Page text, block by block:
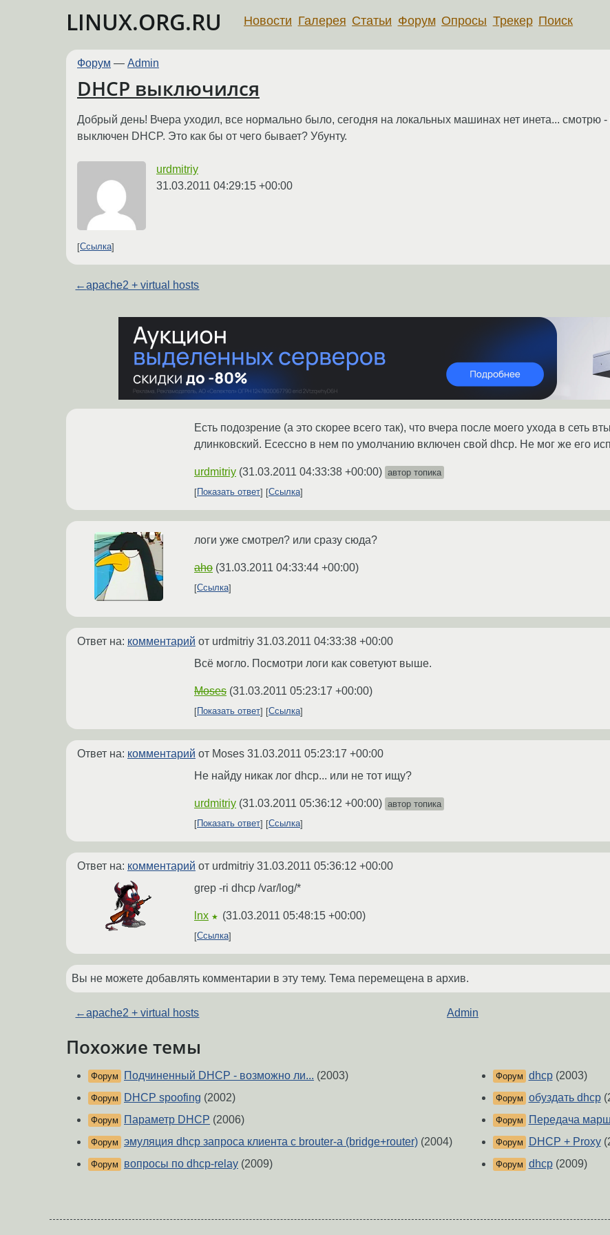
LINUX.ORG.RU Новости Галерея Статьи Форум Опросы Трекер Поиск
Форум — Admin
DHCP выключился
Добрый день! Вчера уходил, все нормально было, сегодня на локальных машинах нет инета... смотрю
выключен DHCP. Это как бы от чего бывает? Убунту.
urdmitriy
31.03.2011 04:29:15 +00:00
Ссылка
←apache2 + virtual hosts
Есть подозрение (а это скорее всего так), что вчера после моего ухода в сеть
длинковский. Есессно в нем по умолчанию включен свой dhcp. Не мог же его
urdmitriy (31.03.2011 04:33:38 +00:00) автор топика
Показать ответ
Ссылка
логи уже смотрел? или сразу сюда?
aho (31.03.2011 04:33:44 +00:00)
Ссылка
Ответ на: комментарий от urdmitriy 31.03.2011 04:33:38 +00:00
Всё могло. Посмотри логи как советуют выше.
Moses (31.03.2011 05:23:17 +00:00)
Показать ответ Ссылка
Ответ на: комментарий от Moses 31.03.2011 05:23:17 +00:00
Не найду никак лог dhcp... или не тот ищу?
urdmitriy (31.03.2011 05:36:12 +00:00) автор топика
Показать ответ
Ссылка
Ответ на: комментарий от urdmitriy 31.03.2011 05:36:12 +00:00
grep -ri dhcp /var/log/*
lnx ★ (31.03.2011 05:48:15 +00:00)
Ссылка
Вы не можете добавлять комментарии в эту тему. Тема перемещена в архив.
←apache2 + virtual hosts Admin
Похожие темы
Форум Подчиненный DHCP - возможно ли... (2003)
Форум DHCP spoofing (2002)
Форум Параметр DHCP (2006)
Форум эмуляция dhcp запроса клиента с brouter-а (bridge+router) (2004)
Форум вопросы по dhcp-relay (2009)
Форум dhcp(2003)
Форум обуздать dhcp
Форум Передача
Форум DHCP + Proxy
Форум dhcp(2009)